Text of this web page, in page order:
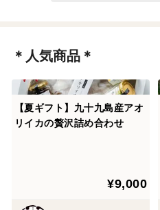
＊人気商品＊
【夏ギフト】九十九島産アオ
リイカの贅沢詰め合わせ
¥9,000